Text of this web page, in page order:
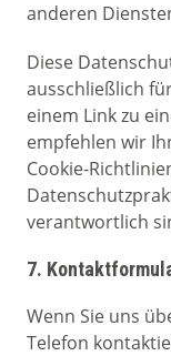
anderen
Diese
ausschließlich
einem Link zu
empfehlen wir
Cookie-
verantwortlich
7.
Wenn Sie uns
Telefon